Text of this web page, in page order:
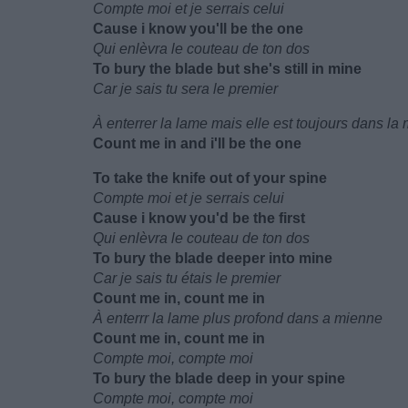
Compte moi et je serrais celui
Cause i know you'll be the one
Qui enlèvra le couteau de ton dos
To bury the blade but she's still in mine
Car je sais tu sera le premier
À enterrer la lame mais elle est toujours dans la
Count me in and i'll be the one
To take the knife out of your spine
Compte moi et je serrais celui
Cause i know you'd be the first
Qui enlèvra le couteau de ton dos
To bury the blade deeper into mine
Car je sais tu étais le premier
Count me in, count me in
À enterrr la lame plus profond dans a mienne
Count me in, count me in
Compte moi, compte moi
To bury the blade deep in your spine
Compte moi, compte moi